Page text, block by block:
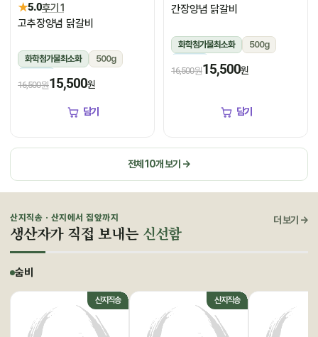
★5.0후기 1
고추장양념 닭갈비
화학첨가물최소화
500g
16,500원15,500원
담기
간장양념 닭갈비
화학첨가물최소화
500g
16,500원15,500원
담기
전체 10개 보기 →
산지직송 · 산지에서 집앞까지
생산자가 직접 보내는 신선함
더 보기 →
숨비
산지직송 산지직송